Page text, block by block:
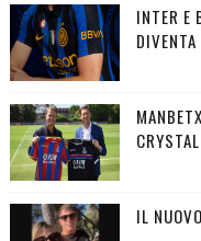
INTER E
IL